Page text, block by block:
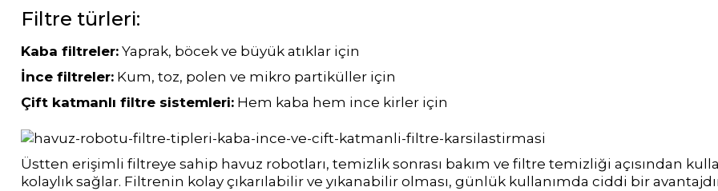
Jenaratörü Hücre Temizleyici
Dalgıç Pompa
Dezenfeksiyon
Havuz Güvenlik
Filtre türleri:
Kaba filtreler: Yaprak, böcek ve büyük atıklar için
İnce filtreler: Kum, toz, polen ve mikro partiküller için
Çift katmanlı filtre sistemleri: Hem kaba hem ince kirler için
Üstten erişimli filtreye sahip havuz robotları, temizlik sonrası bakım ve filtre temizliği açısından
kolaylık sağlar. Filtrenin kolay çıkarılabilir ve yıkanabilir olması, günlük kullanımda ciddi bir